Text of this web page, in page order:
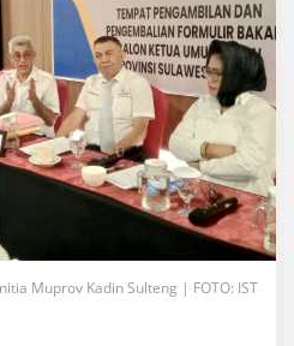
Muprov Kadin Sulteng | FOTO: IST